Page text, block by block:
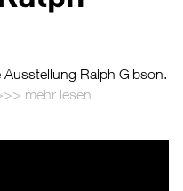
Ausstellung Ralph Gibson.
mehr lesen